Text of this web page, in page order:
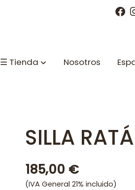
☰ Tienda Nosotros
SILLA
185,00 €
(IVA General 21% incluido)